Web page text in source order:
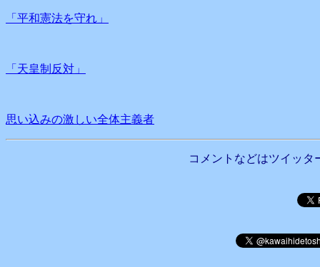
「平和憲法を守れ」
「天皇制反対」
思い込みの激しい全体主義者
コメントなどはツイッタ